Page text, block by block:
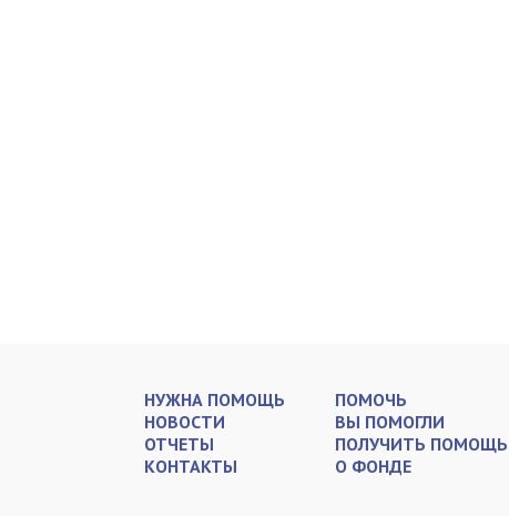
НУЖНА ПОМОЩЬ
НОВОСТИ
ОТЧЕТЫ
КОНТАКТЫ
ПОМОЧЬ
ВЫ ПОМОГЛИ
ПОЛУЧИТЬ ПОМОЩЬ
О ФОНДЕ